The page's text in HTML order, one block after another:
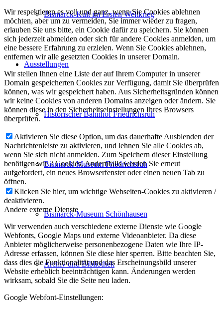
Bismarck-Kult im Ersten Weltkrieg
Ausstellungen
Historischer Bahnhof Friedrichsruh
Bismarck-Museum Friedrichsruh
Bismarck-Museum Schönhausen
Archiv und Bibliothek
Wir respektieren es voll und ganz, wenn Sie Cookies ablehnen
möchten, aber um zu vermeiden, Sie immer wieder zu fragen,
erlauben Sie uns bitte, ein Cookie dafür zu speichern. Sie können
sich jederzeit abmelden oder sich für andere Cookies anmelden, um
eine bessere Erfahrung zu erzielen. Wenn Sie Cookies ablehnen,
entfernen wir alle gesetzten Cookies in unserer Domain.
Wir stellen Ihnen eine Liste der auf Ihrem Computer in unserer
Domain gespeicherten Cookies zur Verfügung, damit Sie überprüfen
können, was wir gespeichert haben. Aus Sicherheitsgründen können
wir keine Cookies von anderen Domains anzeigen oder ändern. Sie
können diese in den Sicherheitseinstellungen Ihres Browsers
überprüfen.
Aktivieren Sie diese Option, um das dauerhafte Ausblenden der
Nachrichtenleiste zu aktivieren, und lehnen Sie alle Cookies ab,
wenn Sie sich nicht anmelden. Zum Speichern dieser Einstellung
benötigen wir 2 Cookies. Andernfalls werden Sie erneut
aufgefordert, ein neues Browserfenster oder einen neuen Tab zu
öffnen.
Klicken Sie hier, um wichtige Webseiten-Cookies zu aktivieren /
deaktivieren.
Andere externe Dienste
Wir verwenden auch verschiedene externe Dienste wie Google
Webfonts, Google Maps und externe Videoanbieter. Da diese
Anbieter möglicherweise personenbezogene Daten wie Ihre IP-
Adresse erfassen, können Sie diese hier sperren. Bitte beachten Sie,
dass dies die Funktionalität und das Erscheinungsbild unserer
Website erheblich beeinträchtigen kann. Änderungen werden
wirksam, sobald Sie die Seite neu laden.
Google Webfont-Einstellungen: